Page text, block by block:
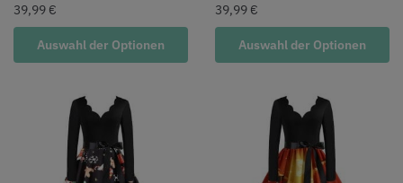
39,99 €
Auswahl der Optionen
39,99 €
Auswahl der Optionen